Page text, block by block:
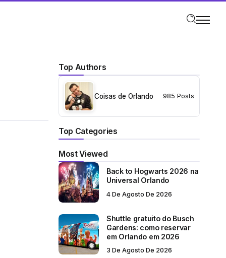
Top Authors
Coisas de Orlando 985 Posts
Top Categories
Most Viewed
Back to Hogwarts 2026 na
Universal Orlando
4 De Agosto De 2026
Shuttle gratuito do Busch
Gardens: como reservar
em Orlando em 2026
3 De Agosto De 2026